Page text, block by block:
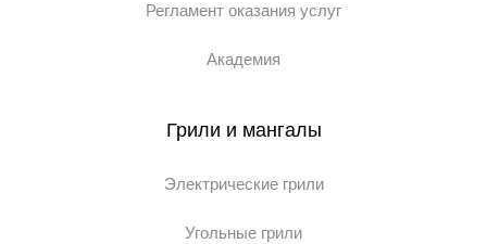
Регламент оказания услуг
Академия
Грили и мангалы
Электрические грили
Угольные грили